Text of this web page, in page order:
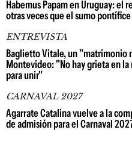
Habemus Papam en Uruguay: el
otras veces que el sumo
ENTREVISTA
Baglietto Vitale, un "matrimonio
Montevideo: "No hay grieta en
para unir"
CARNAVAL 2027
Agarrate Catalina vuelve a la
de admisión para el Carnaval